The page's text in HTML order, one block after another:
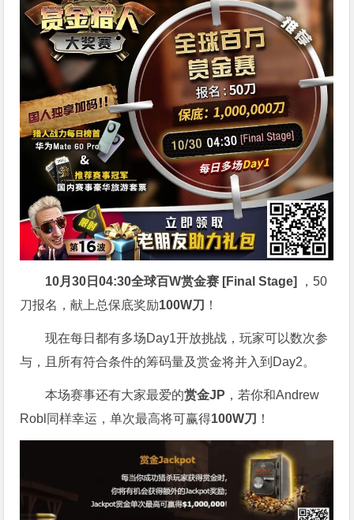
10月30日04:30全球百W赏金赛 [Final Stage]
，50
刀报名，献上总保底奖励100W刀 ！
现在每日都有多场Day1开放挑战，玩家可以数次参
与，且所有符合条件的筹码量及赏金将并入到Day2。
本场赛事还有大家最爱的赏金JP ，若你和Andrew
Robl同样幸运，单次最高将可赢得100W刀 ！